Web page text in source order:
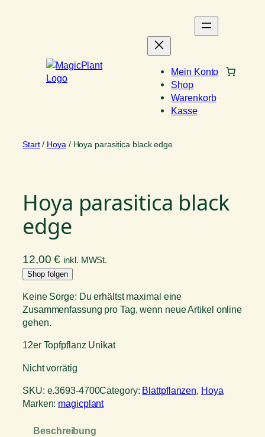
Mein Konto
Shop
Warenkorb
Kasse
Start/ Hoya / Hoya parasitica black edge
Hoya parasitica black
edge
12,00€ inkl. MWSt.
Shop folgen
Keine Sorge: Du erhältst maximal eine
Zusammenfassung pro Tag, wenn neue Artikel online
gehen.
12er Topfpflanz Unikat
Nicht vorrätig
SKU: e.3693-4700Category: Blattpflanzen, Hoya
Marken: magicplant
Beschreibung